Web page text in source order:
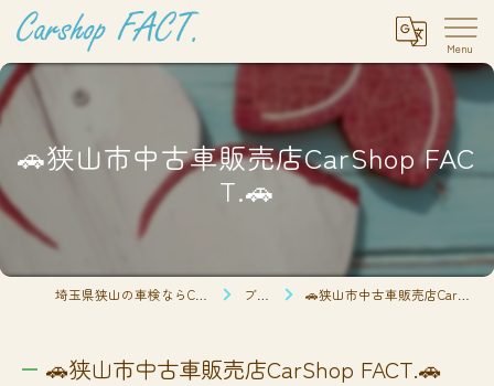
🚗狭山市中古車販売店CarShop FAC
T.🚗
ブログ 🚗狭山市中古車販売店CarShop FACT.🚗
🚗狭山市中古車販売店CarShop FACT.🚗